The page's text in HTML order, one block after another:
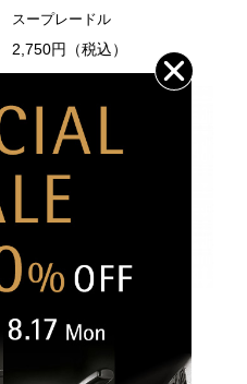
スープレードル
2,750円（税込）
3,520円（税込）